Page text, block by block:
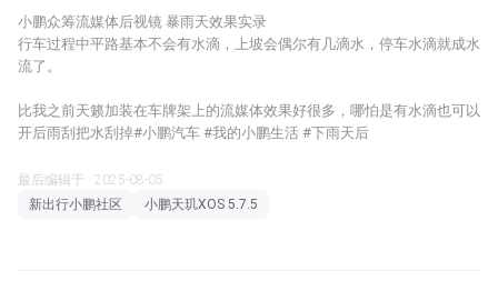
小鹏众筹流媒体后视镜 暴雨天效果实录
行车过程中平路基本不会有水滴，上坡会偶尔有几滴水，停车水滴就成水
流了。
比我之前天籁加装在车牌架上的流媒体效果好很多，哪怕是有水滴也可以
开后雨刮把水刮掉#小鹏汽车 #我的小鹏生活 #下雨天后
最后编辑于 · 2025-08-05
新出行小鹏社区
小鹏天玑XOS 5.7.5